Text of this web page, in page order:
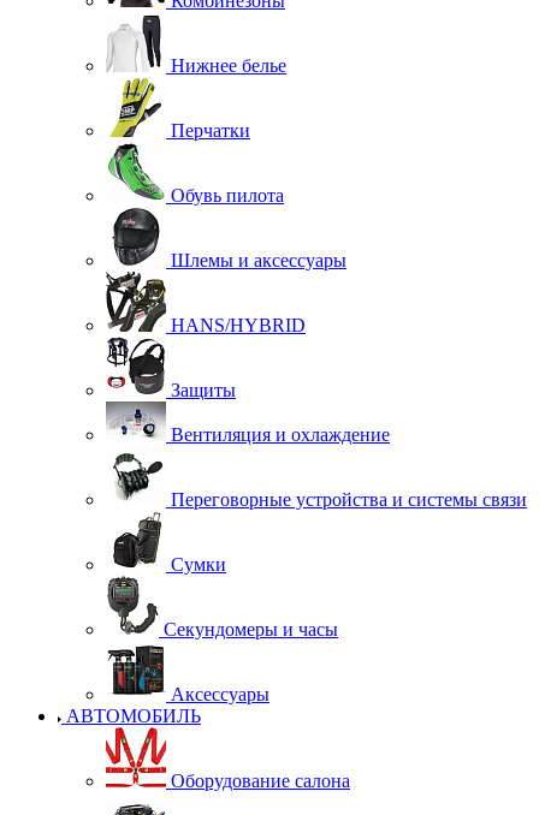
Нижнее белье
Перчатки
Обувь пилота
Шлемы и аксессуары
HANS/HYBRID
Защиты
Вентиляция и охлаждение
Переговорные устройства и системы связи
Сумки
Секундомеры и часы
Аксессуары
АВТОМОБИЛЬ
Оборудование салона